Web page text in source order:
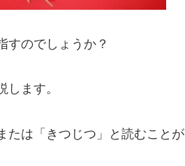
すのでしょうか？
ます。
たは「きつじつ」と読むことが